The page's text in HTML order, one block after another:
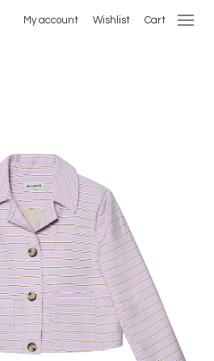
My account Wishlist Cart